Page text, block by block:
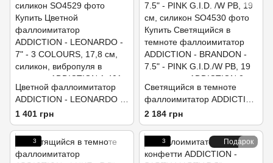
Цветной фаллоимитатор
ADDICTION - LEONARDO -
7" - 3 COLOURS, 17,8 см,
силикон
1 401 грн
Светящийся в темноте
фаллоимитатор ADDICTION
- BRANDON - 7.5" - PINK
G.I.D. /W PB, 19 см, силикон
2 184 грн
3 Подарок
3